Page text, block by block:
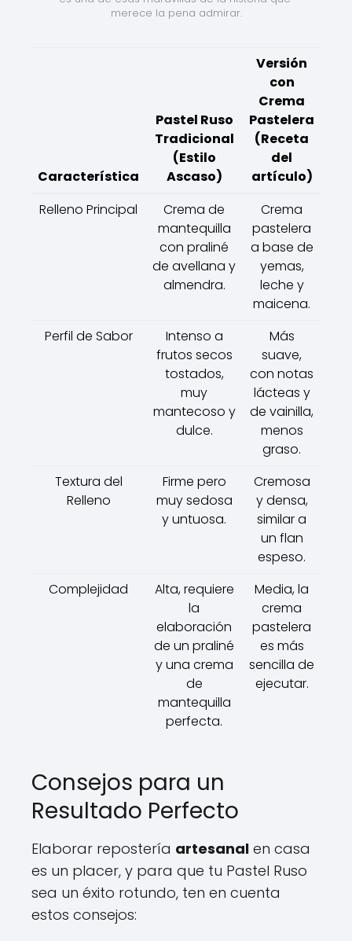
merece la pena admirar.
Característica
Pastel Ruso
Tradicional
(Estilo
Ascaso)
Versión
con
Crema
Pastelera
(Receta
del
artículo)
Relleno Principal
Crema de
mantequilla
con praliné
de avellana y
almendra.
Crema
pastelera
a base de
yemas,
leche y
maicena.
Perfil de Sabor
Intenso a
frutos secos
tostados,
muy
mantecoso y
dulce.
Más
suave,
con notas
lácteas y
de vainilla,
menos
graso.
Textura del
Relleno
Firme pero
muy sedosa
y untuosa.
Cremosa
y densa,
similar a
un flan
espeso.
Complejidad
Alta, requiere
la
elaboración
de un praliné
y una crema
de
mantequilla
perfecta.
Media, la
crema
pastelera
es más
sencilla de
ejecutar.
Consejos para un
Resultado Perfecto
Elaborar repostería artesanal en casa
es un placer, y para que tu Pastel Ruso
sea un éxito rotundo, ten en cuenta
estos consejos: